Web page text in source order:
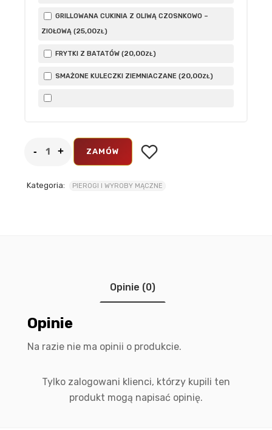
GRILLOWANA CUKINIA Z OLIWĄ CZOSNKOWO –
ZIOŁOWĄ (25,00ZŁ)
FRYTKI Z BATATÓW (20,00ZŁ)
SMAŻONE KULECZKI ZIEMNIACZANE (20,00ZŁ)
ZAMÓW
Kategoria: PIEROGI I WYROBY MĄCZNE
Opinie (0)
Opinie
Na razie nie ma opinii o produkcie.
Tylko zalogowani klienci, którzy kupili ten
produkt mogą napisać opinię.